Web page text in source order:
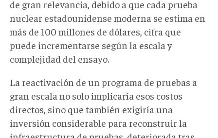
de gran relevancia, debido a que cada prueba
nuclear estadounidense moderna se estima en
más de 100 millones de dólares, cifra que
puede incrementarse según la escala y
complejidad del ensayo.
La reactivación de un programa de pruebas a
gran escala no solo implicaría esos costos
directos, sino que también exigiría una
inversión considerable para reconstruir la